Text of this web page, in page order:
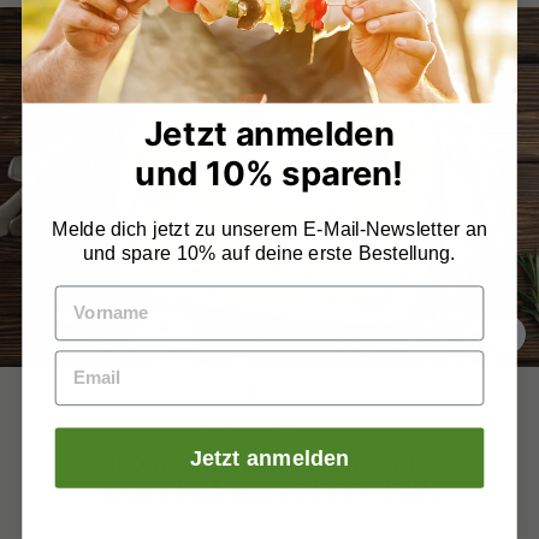
MYSCHASCHLIK
Kartoffelgratin – Cremig &
würzig | mySchaschlik
Jetzt anmelden
und 10% sparen!
Melde dich jetzt zu unserem E-Mail-Newsletter an
und spare 10% auf deine erste Bestellung.
Jetzt anmelden